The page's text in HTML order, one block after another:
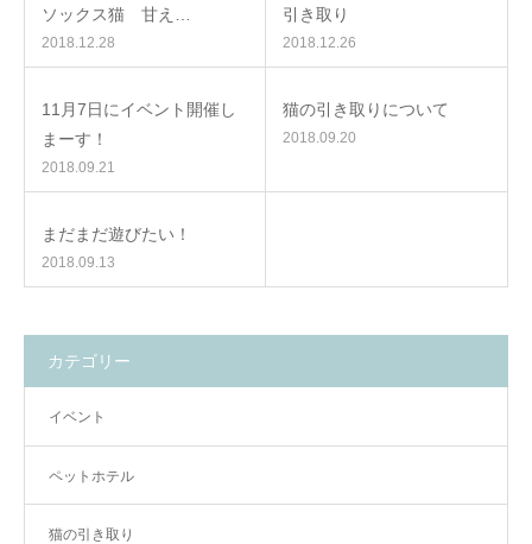
ソックス猫 甘え…
2018.12.28
引き取り
2018.12.26
11月7日にイベント開催し
まーす！
2018.09.21
猫の引き取りについて
2018.09.20
まだまだ遊びたい！
2018.09.13
カテゴリー
イベント
ペットホテル
猫の引き取り